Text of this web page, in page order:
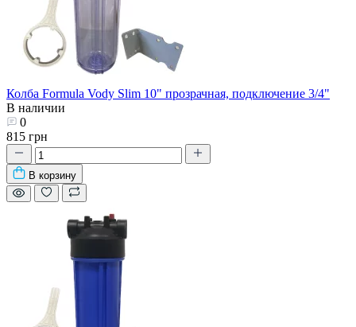
Колба Formula Vody Slim 10" прозрачная, подключение 3/4"
В наличии
0
815 грн
В корзину